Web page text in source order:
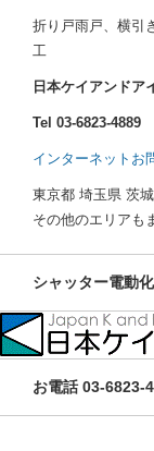
折り戸雨戸、横引
工
日本ケイアンドア
Tel 03-6823-4889
インターネットお
東京都 埼玉県 茨
その他のエリアも
シャッター電動
お電話 03-6823-